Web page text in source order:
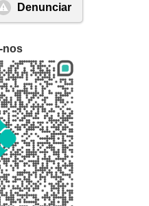
Denunciar
nos